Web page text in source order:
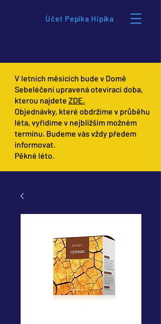
Účet Pepíka Hipíka
V letních měsících bude v Domě
Sebeléčení upravená otevírací doba,
kterou najdete ZDE.
Objednávky, které obdržíme v průběhu
léta, vyřídíme v nejbližším možném
termínu. Budeme vás vždy předem
informovat.
Pěkné léto.